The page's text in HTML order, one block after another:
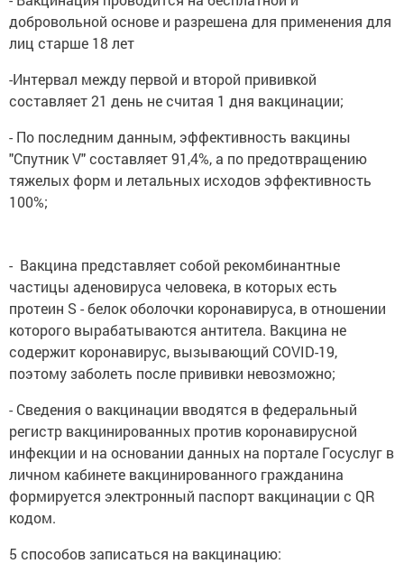
добровольной основе и разрешена для применения для
лиц старше 18 лет
-Интервал между первой и второй прививкой
составляет 21 день не считая 1 дня вакцинации;
- По последним данным, эффективность вакцины
"Спутник V" составляет 91,4%, а по предотвращению
тяжелых форм и летальных исходов эффективность
100%;
- Вакцина представляет собой рекомбинантные
частицы аденовируса человека, в которых есть
протеин S - белок оболочки коронавируса, в отношении
которого вырабатываются антитела. Вакцина не
содержит коронавирус, вызывающий COVID-19,
поэтому заболеть после прививки невозможно;
- Сведения о вакцинации вводятся в федеральный
регистр вакцинированных против коронавирусной
инфекции и на основании данных на портале Госуслуг в
личном кабинете вакцинированного гражданина
формируется электронный паспорт вакцинации с QR
кодом.
5 способов записаться на вакцинацию: